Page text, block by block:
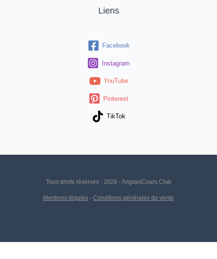
Liens
Facebook
Instagram
YouTube
Pinterest
TikTok
Tous droits réservés - 2026 - AnglaisCours Club
Mentions légales - Conditions générales de vente